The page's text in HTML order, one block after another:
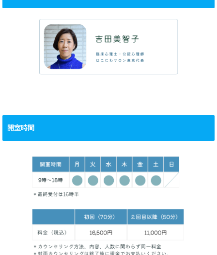
開室時間